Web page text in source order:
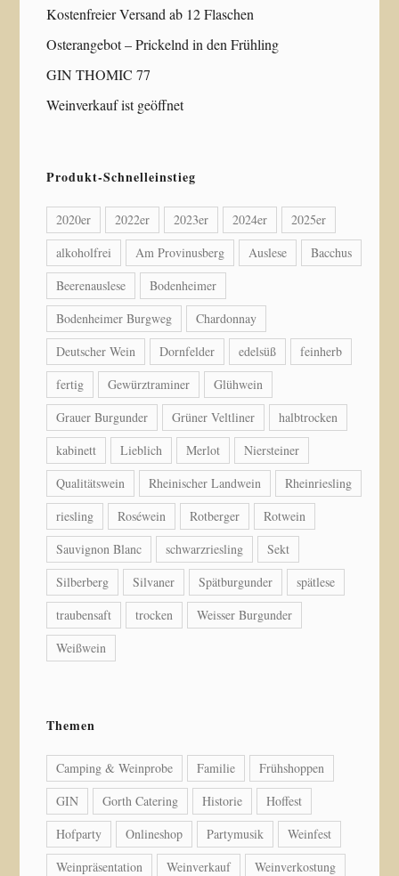
Kostenfreier Versand ab 12 Flaschen
Osterangebot – Prickelnd in den Frühling
GIN THOMIC 77
Weinverkauf ist geöffnet
Produkt-Schnelleinstieg
2020er 2022er 2023er 2024er
2025er
alkoholfrei
Am Provinusberg Auslese
Bacchus
Beerenauslese
Bodenheimer
Bodenheimer Burgweg
Chardonnay
Deutscher Wein
Dornfelder edelsüß
feinherb
fertig
Gewürztraminer
Glühwein
Grauer Burgunder
Grüner Veltliner
halbtrocken
kabinett
Lieblich Merlot
Niersteiner
Qualitätswein
Rheinischer Landwein
Rheinriesling
riesling
Roséwein Rotberger
Rotwein
Sauvignon Blanc
schwarzriesling
Sekt
Silberberg
Silvaner Spätburgunder
spätlese
traubensaft
trocken
Weisser Burgunder
Weißwein
Themen
Camping & Weinprobe Familie
Frühshoppen
GIN
Gorth Catering Historie
Hoffest
Hofparty
Onlineshop Partymusik
Weinfest
Weinpräsentation
Weinverkauf
Weinverkostung